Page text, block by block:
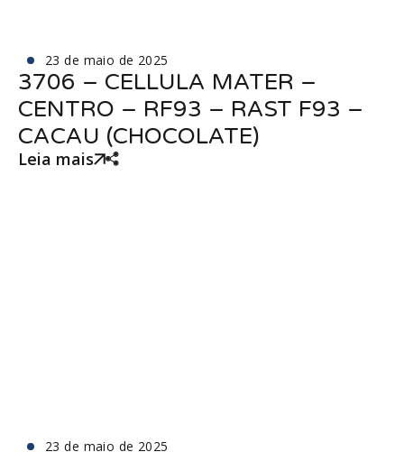
23 de maio de 2025
3706 – CELLULA MATER –
CENTRO – RF93 – RAST F93 –
CACAU (CHOCOLATE)
Leia mais
23 de maio de 2025